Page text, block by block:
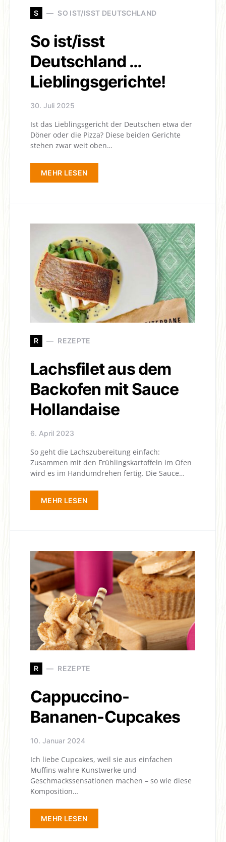
S SO IST/ISST DEUTSCHLAND
So ist/isst
Deutschland …
Lieblingsgerichte!
30. Juli 2025
Ist das Lieblingsgericht der Deutschen etwa der
Döner oder die Pizza? Diese beiden Gerichte
stehen zwar weit oben…
MEHR LESEN
R REZEPTE
Lachsfilet aus dem
Backofen mit Sauce
Hollandaise
6. April 2023
So geht die Lachszubereitung einfach:
Zusammen mit den Frühlingskartoffeln im Ofen
wird es im Handumdrehen fertig. Die Sauce…
MEHR LESEN
R REZEPTE
Cappuccino-
Bananen-Cupcakes
10. Januar 2024
Ich liebe Cupcakes, weil sie aus einfachen
Muffins wahre Kunstwerke und
Geschmackssensationen machen – so wie diese
Komposition…
MEHR LESEN